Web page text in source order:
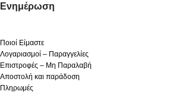
Ενημέρωση
Ποιοί Είμαστε
Λογαριασμοί – Παραγγελίες
Επιστροφές – Μη Παραλαβή
Αποστολή και παράδοση
Πληρωμές